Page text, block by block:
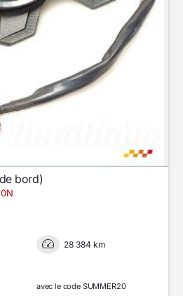
bord)
28 384 km
avec le code SUMMER20